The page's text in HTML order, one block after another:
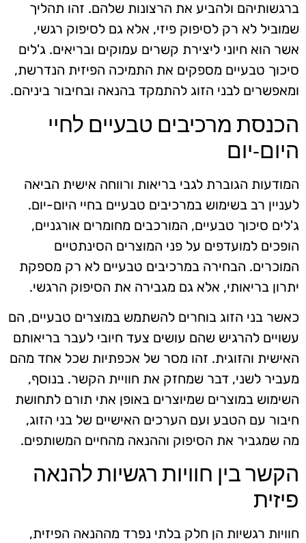
ברגשותיהם ולהביע את הרצונות שלהם. זהו תהליך
שמוביל לא רק לסיפוק פיזי, אלא גם לסיפוק רגשי,
אשר הוא חיוני ליצירת קשרים עמוקים ובריאים. ג'לים
סיכוך טבעיים מספקים את התמיכה הפיזית הנדרשת,
ומאפשרים לבני הזוג להתמקד בהנאה ובחיבור ביניהם.
הכנסת מרכיבים טבעיים לחיי
היום-יום
המודעות הגוברת לגבי בריאות ורווחה אישית הביאה
לעניין רב בשימוש במרכיבים טבעיים בחיי היום-יום.
ג'לים סיכוך טבעיים, המורכבים מחומרים אורגניים,
הופכים למועדפים על פני המוצרים הסינתטיים
המוכרים. הבחירה במרכיבים טבעיים לא רק מספקת
יתרון בריאותי, אלא גם מגבירה את הסיפוק הרגשי.
כאשר בני הזוג בוחרים להשתמש במוצרים טבעיים, הם
עשויים להרגיש שהם עושים צעד חיובי לעבר בריאותם
האישית והזוגית. זהו מסר של אכפתיות שכל אחד מהם
מעביר לשני, דבר שמחזק את חוויית הקשר. בנוסף,
השימוש במוצרים שמיוצרים באופן אתי תורם לתחושת
חיבור עם הטבע ועם הערכים האישיים של בני הזוג,
מה שמגביר את הסיפוק וההנאה מהחיים המשותפים.
הקשר בין חוויות רגשיות להנאה
פיזית
חוויות רגשיות הן חלק בלתי נפרד מההנאה הפיזית,